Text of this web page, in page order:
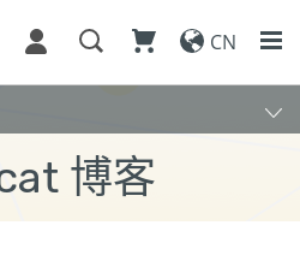
CN
博客